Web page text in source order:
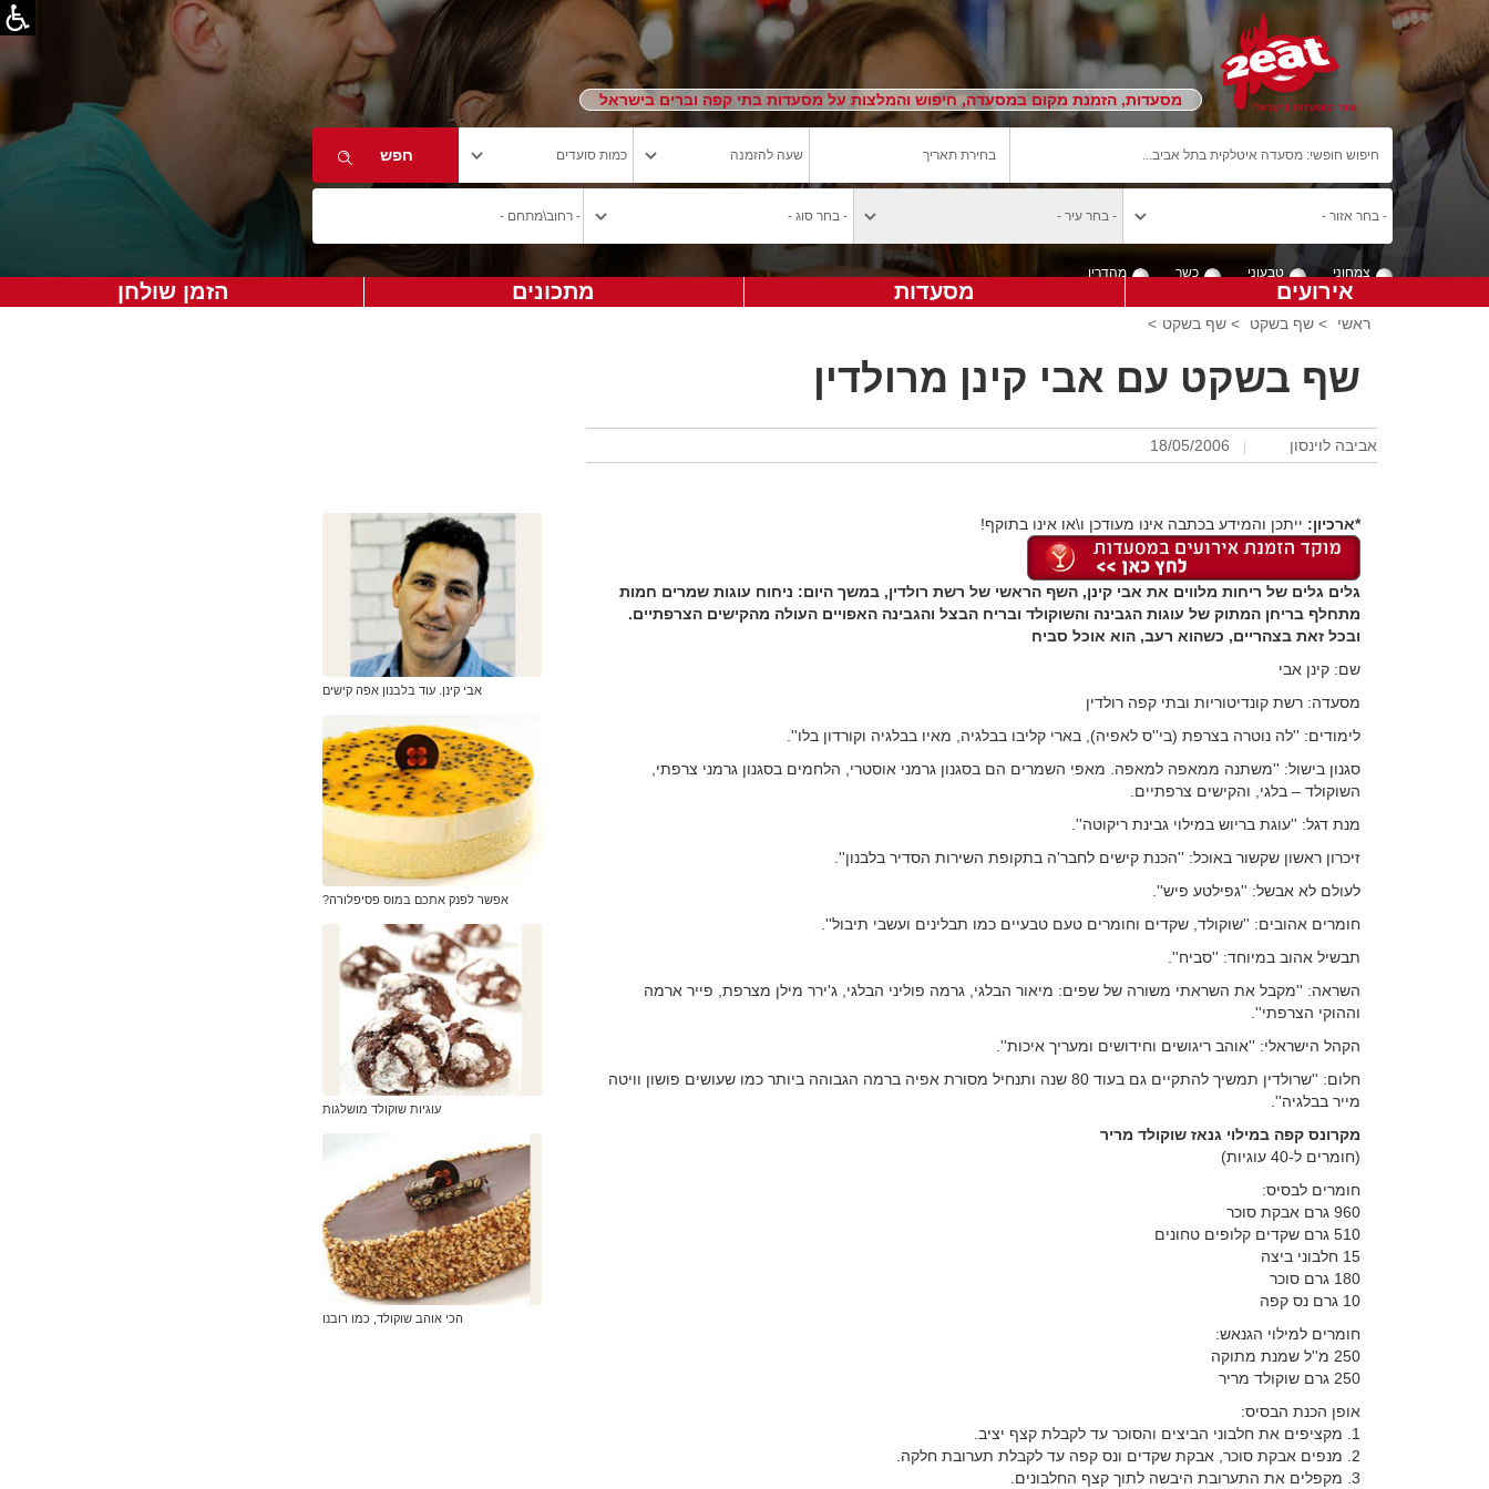
מסעדות, הזמנת מקום במסעדה, חיפוש והמלצות על מסעדות בתי קפה וברים בישראל
צמחוני טבעוני כשר מהדרין
אירועים מסעדות מתכונים הזמן שולחן
ראשי > שף בשקט > שף בשקט >
שף בשקט עם אבי קינן מרולדין
אביבה לוינסון 18/05/2006
*ארכיון: ייתכן והמידע בכתבה אינו מעודכן ו\או אינו בתוקף!
גלים גלים של ריחות מלווים את אבי קינן, השף הראשי של רשת רולדין, במשך היום: ניחוח עוגות שמרים חמות
מתחלף בריחן המתוק של עוגות הגבינה והשוקולד ובריח הבצל והגבינה האפויים העולה מהקישים הצרפתיים.
ובכל זאת בצהריים, כשהוא רעב, הוא אוכל סביח
שם: קינן אבי
מסעדה: רשת קונדיטוריות ובתי קפה רולדין
לימודים: ''לה נוטרה בצרפת (בי''ס לאפיה), בארי קליבו בבלגיה, מאיו בבלגיה וקורדון בלו''.
סגנון בישול: ''משתנה ממאפה למאפה. מאפי השמרים הם בסגנון גרמני אוסטרי, הלחמים בסגנון גרמני צרפתי,
השוקולד – בלגי, והקישים צרפתיים.
מנת דגל: ''עוגת בריוש במילוי גבינת ריקוטה''.
זיכרון ראשון שקשור באוכל: ''הכנת קישים לחבר'ה בתקופת השירות הסדיר בלבנון''.
לעולם לא אבשל: ''גפילטע פיש''.
חומרים אהובים: ''שוקולד, שקדים וחומרים טעם טבעיים כמו תבלינים ועשבי תיבול''.
תבשיל אהוב במיוחד: ''סביח''.
השראה: ''מקבל את השראתי משורה של שפים: מיאור הבלגי, גרמה פוליני הבלגי, ג'ירר מילן מצרפת, פייר ארמה
וההוקי הצרפתי''.
הקהל הישראלי: ''אוהב ריגושים וחידושים ומעריך איכות''.
חלום: ''שרולדין תמשיך להתקיים גם בעוד 80 שנה ותנחיל מסורת אפיה ברמה הגבוהה ביותר כמו שעושים פושון וויטה
מייר בבלגיה''.
מקרונס קפה במילוי גנאז שוקולד מריר
(חומרים ל-40 עוגיות)
חומרים לבסיס:
960 גרם אבקת סוכר
510 גרם שקדים קלופים טחונים
15 חלבוני ביצה
180 גרם סוכר
10 גרם נס קפה
חומרים למילוי הגנאש:
250 מ''ל שמנת מתוקה
250 גרם שוקולד מריר
אופן הכנת הבסיס:
1. מקציפים את חלבוני הביצים והסוכר עד לקבלת קצף יציב.
2. מנפים אבקת סוכר, אבקת שקדים ונס קפה עד לקבלת תערובת חלקה.
3. מקפלים את התערובת היבשה לתוך קצף החלבונים.
אבי קינן. עוד בלבנון אפה קישים
אפשר לפנק אתכם במוס פסיפלורה?
עוגיות שוקולד מושלגות
הכי אוהב שוקולד, כמו רובנו